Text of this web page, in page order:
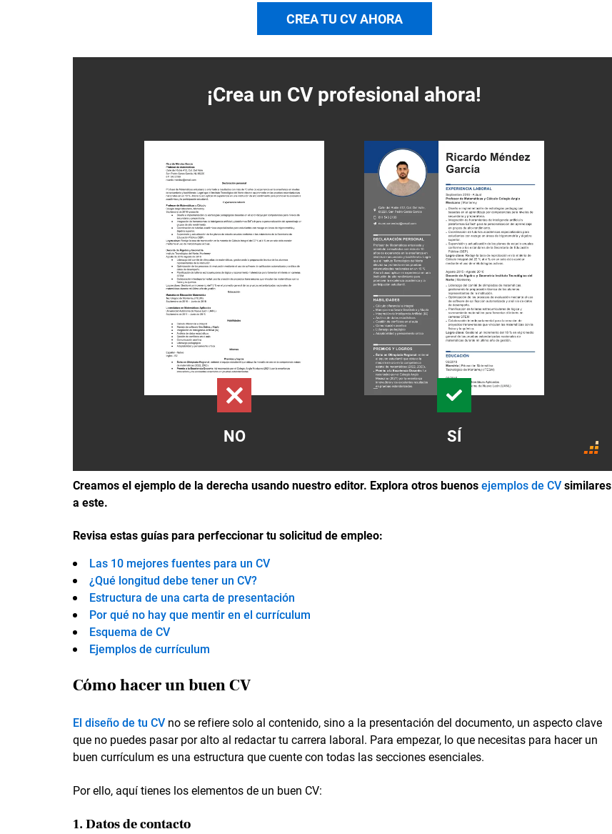
CREA TU CV AHORA
¡Crea un CV profesional ahora!
NO SÍ
Creamos el ejemplo de la derecha usando nuestro editor. Explora otros buenosejemplos de CVsimilares
a este.
Revisa estas guías para perfeccionar tu solicitud de empleo:
Las 10 mejores fuentes para un CV
¿Qué longitud debe tener un CV?
Estructura de una carta de presentación
Por qué no hay que mentir en el currículum
Esquema de CV
Ejemplos de currículum
Cómo hacer un buen CV
El diseño de tu CV no se refiere solo al contenido, sino a la presentación del documento, un aspecto clave
que no puedes pasar por alto al redactar tu carrera laboral. Para empezar, lo que necesitas para hacer un
buen currículum es una estructura que cuente con todas las secciones esenciales.
Por ello, aquí tienes los elementos de un buen CV:
1. Datos de contacto